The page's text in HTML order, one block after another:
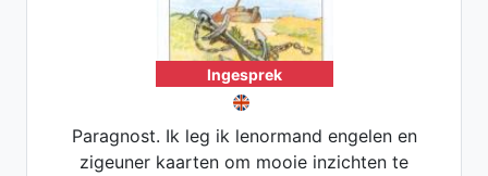
Ingesprek
Paragnost. Ik leg ik lenormand engelen en
zigeuner kaarten om mooie inzichten te